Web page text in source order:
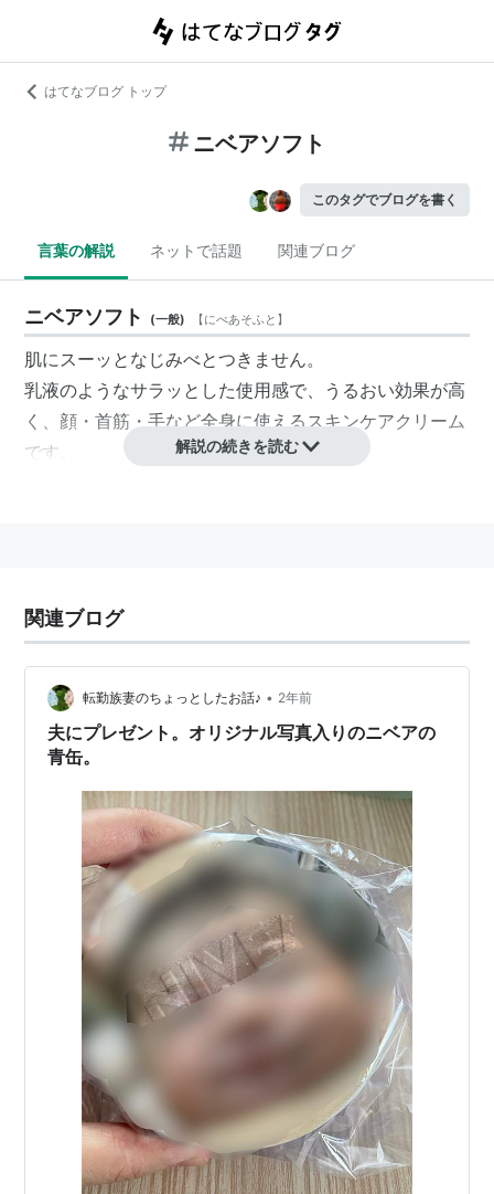
はてなブログ トップ
ニベアソフト
このタグでブログを書く
言葉の解説 ネットで話題 関連ブログ
ニベアソフト (一般) 【にべあそふと 】
肌にスーッとなじみべとつきません。
乳液のようなサラッとした使用感で、うるおい効果が高
く、顔・首筋・手など全身に使えるスキンケアクリーム
です。
解説の続きを読む
関連ブログ
転勤族妻のちょっとしたお話♪ • 2年前
夫にプレゼント。オリジナル写真入りのニベアの
青缶。